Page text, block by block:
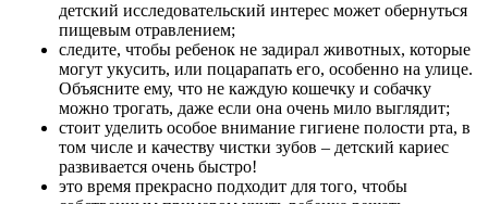
детский исследовательский интерес может обернуться
пищевым отравлением;
следите, чтобы ребенок не задирал животных, которые
могут укусить, или поцарапать его, особенно на улице.
Объясните ему, что не каждую кошечку и собачку
можно трогать, даже если она очень мило выглядит;
стоит уделить особое внимание гигиене полости рта, в
том числе и качеству чистки зубов – детский кариес
развивается очень быстро!
это время прекрасно подходит для того, чтобы